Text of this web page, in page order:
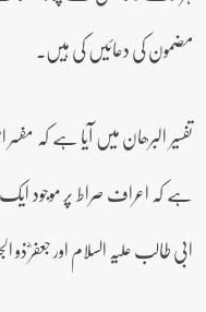
مضمون کی دعائیں کی ہیں۔
تفسیر البرھان میں آیا ہے
ہے کہ اعراف صراط پر موجود
ابی طالب علیہ السلام اور جعفرؓ